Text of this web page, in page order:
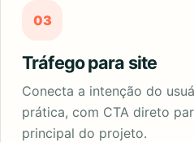
03
Tráfego para site
Conecta a intenção do
prática, com CTA direto
principal do projeto.